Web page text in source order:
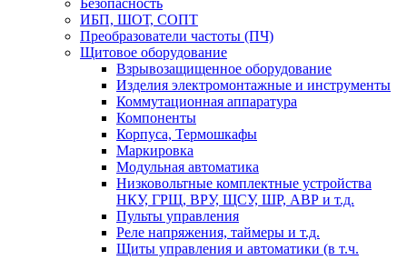
Безопасность
ИБП, ШОТ, СОПТ
Преобразователи частоты (ПЧ)
Щитовое оборудование
Взрывозащищенное оборудование
Изделия электромонтажные и инструменты
Коммутационная аппаратура
Компоненты
Корпуса, Термошкафы
Маркировка
Модульная автоматика
Низковольтные комплектные устройства
НКУ, ГРЩ, ВРУ, ЩСУ, ШР, АВР и т.д.
Пульты управления
Реле напряжения, таймеры и т.д.
Щиты управления и автоматики (в т.ч.